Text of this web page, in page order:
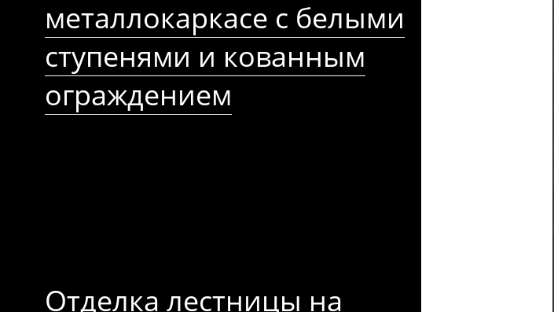
металлокаркасе с белыми
ступенями и кованным
ограждением
Отделка лестницы на